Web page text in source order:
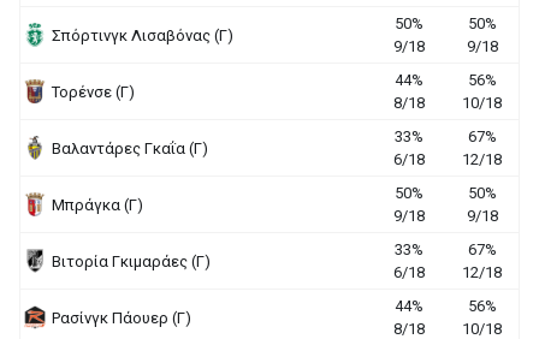
Σπόρτινγκ Λισαβόνας (Γ)
50%
9/18
50%
9/18
Τορένσε (Γ)
44%
8/18
56%
10/18
Βαλαντάρες Γκαΐα (Γ)
33%
6/18
67%
12/18
Μπράγκα (Γ)
50%
9/18
50%
9/18
Βιτορία Γκιμαράες (Γ)
33%
6/18
67%
12/18
Ρασίνγκ Πάουερ (Γ)
44%
8/18
56%
10/18